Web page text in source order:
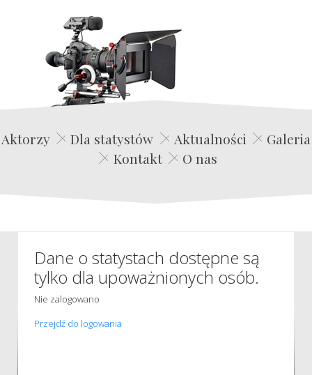
Edwin Film Agencja Aktorska
Aktorzy Dla statystów Aktualności
Galeria
Kontakt
O nas
Dane o statystach dostępne są
tylko dla upoważnionych osób.
Nie zalogowano
Przejdź do logowania